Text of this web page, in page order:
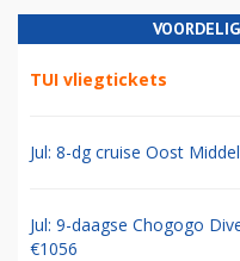
TUI vliegtickets
Jul: 8-dg cruise Oost
Jul: 9-daagse Chogogo
€1056